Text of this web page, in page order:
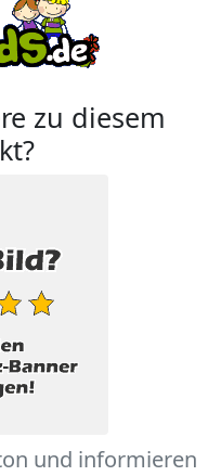
zu diesem
und informieren